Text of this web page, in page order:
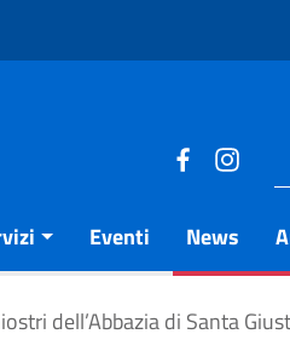
Eventi News
dell’Abbazia di Santa